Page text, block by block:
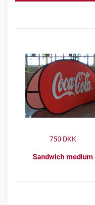
Sandwich medium
750 DKK